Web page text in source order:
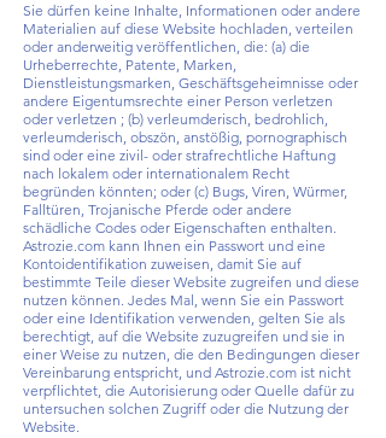
Sie dürfen keine Inhalte, Informationen oder andere
Materialien auf diese Website hochladen, verteilen
oder anderweitig veröffentlichen, die: (a) die
Urheberrechte, Patente, Marken,
Dienstleistungsmarken, Geschäftsgeheimnisse oder
andere Eigentumsrechte einer Person verletzen
oder verletzen ; (b) verleumderisch, bedrohlich,
verleumderisch, obszön, anstößig, pornographisch
sind oder eine zivil- oder strafrechtliche Haftung
nach lokalem oder internationalem Recht
begründen könnten; oder (c) Bugs, Viren, Würmer,
Falltüren, Trojanische Pferde oder andere
schädliche Codes oder Eigenschaften enthalten.
Astrozie.com kann Ihnen ein Passwort und eine
Kontoidentifikation zuweisen, damit Sie auf
bestimmte Teile dieser Website zugreifen und diese
nutzen können. Jedes Mal, wenn Sie ein Passwort
oder eine Identifikation verwenden, gelten Sie als
berechtigt, auf die Website zuzugreifen und sie in
einer Weise zu nutzen, die den Bedingungen dieser
Vereinbarung entspricht, und Astrozie.com ist nicht
verpflichtet, die Autorisierung oder Quelle dafür zu
untersuchen solchen Zugriff oder die Nutzung der
Website.